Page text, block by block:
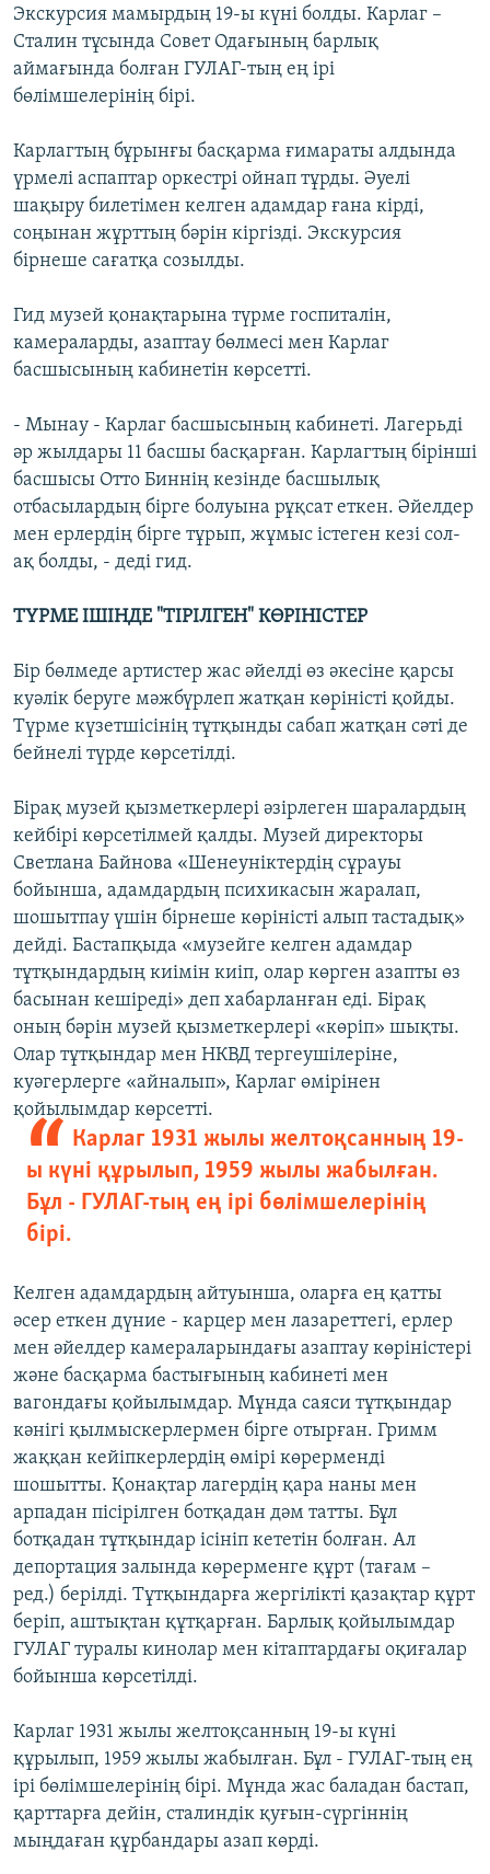
Экскурсия мамырдың 19-ы күні болды. Карлаг –
Сталин тұсында Совет Одағының барлық
аймағында болған ГУЛАГ-тың ең ірі
бөлімшелерінің бірі.
Карлагтың бұрынғы басқарма ғимараты алдында
үрмелі аспаптар оркестрі ойнап тұрды. Әуелі
шақыру билетімен келген адамдар ғана кірді,
соңынан жұрттың бәрін кіргізді. Экскурсия
бірнеше сағатқа созылды.
Гид музей қонақтарына түрме госпиталін,
камераларды, азаптау бөлмесі мен Карлаг
басшысының кабинетін көрсетті.
- Мынау - Карлаг басшысының кабинеті. Лагерьді
әр жылдары 11 басшы басқарған. Карлагтың бірінші
басшысы Отто Биннің кезінде басшылық
отбасылардың бірге болуына рұқсат еткен. Әйелдер
мен ерлердің бірге тұрып, жұмыс істеген кезі сол-
ақ болды, - деді гид.
ТҮРМЕ ІШІНДЕ "ТІРІЛГЕН" КӨРІНІСТЕР
Бір бөлмеде артистер жас әйелді өз әкесіне қарсы
куәлік беруге мәжбүрлеп жатқан көріністі қойды.
Түрме күзетшісінің тұтқынды сабап жатқан сәті де
бейнелі түрде көрсетілді.
Бірақ музей қызметкерлері әзірлеген шаралардың
кейбірі көрсетілмей қалды. Музей директоры
Светлана Байнова «Шенеуніктердің сұрауы
бойынша, адамдардың психикасын жаралап,
шошытпау үшін бірнеше көріністі алып тастадық»
дейді. Бастапқыда «музейге келген адамдар
тұтқындардың киімін киіп, олар көрген азапты өз
басынан кешіреді» деп хабарланған еді. Бірақ
оның бәрін музей қызметкерлері «көріп» шықты.
Олар тұтқындар мен НКВД тергеушілеріне,
куәгерлерге «айналып», Карлаг өмірінен
қойылымдар көрсетті.
Карлаг 1931 жылы желтоқсанның 19-
ы күні құрылып, 1959 жылы жабылған.
Бұл - ГУЛАГ-тың ең ірі бөлімшелерінің
бірі.
Келген адамдардың айтуынша, оларға ең қатты
әсер еткен дүние - карцер мен лазареттегі, ерлер
мен әйелдер камераларындағы азаптау көріністері
және басқарма бастығының кабинеті мен
вагондағы қойылымдар. Мұнда саяси тұтқындар
кәнігі қылмыскерлермен бірге отырған. Гримм
жаққан кейіпкерлердің өмірі көрерменді
шошытты. Қонақтар лагердің қара наны мен
арпадан пісірілген ботқадан дәм татты. Бұл
ботқадан тұтқындар ісініп кететін болған. Ал
депортация залында көрерменге құрт (тағам –
ред.) берілді. Тұтқындарға жергілікті қазақтар құрт
беріп, аштықтан құтқарған. Барлық қойылымдар
ГУЛАГ туралы кинолар мен кітаптардағы оқиғалар
бойынша көрсетілді.
Карлаг 1931 жылы желтоқсанның 19-ы күні
құрылып, 1959 жылы жабылған. Бұл - ГУЛАГ-тың ең
ірі бөлімшелерінің бірі. Мұнда жас баладан бастап,
қарттарға дейін, сталиндік қуғын-сүргіннің
мыңдаған құрбандары азап көрді.